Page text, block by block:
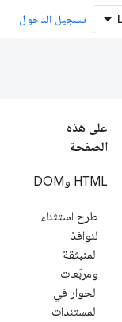
تسجيل الدخول
على هذه
الصفحة
HTML وDOM
طرح استثناء
لنوافذ
المنبثقة
ومربّعات
الحوار في
المستندات